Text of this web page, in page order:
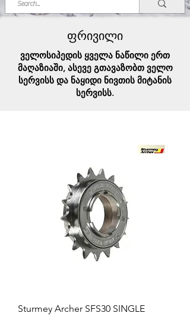
ფრივილი
ველოსიპედის ყველა ნაწილი ერთ
მაღაზიაში, ასევე გთავაზობთ ველო
სერვისს და ნაყიდი ნივთის მიტანის
სერვისს.
Sturmey Archer SFS30 SINGLE